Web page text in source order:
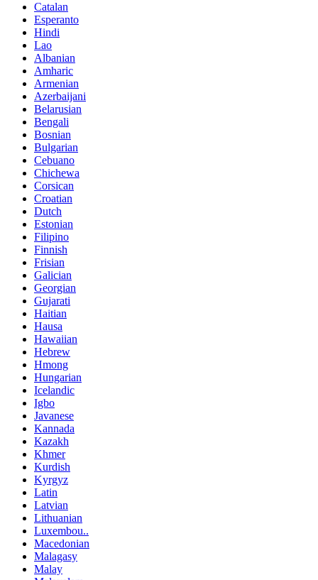
Catalan
Esperanto
Hindi
Lao
Albanian
Amharic
Armenian
Azerbaijani
Belarusian
Bengali
Bosnian
Bulgarian
Cebuano
Chichewa
Corsican
Croatian
Dutch
Estonian
Filipino
Finnish
Frisian
Galician
Georgian
Gujarati
Haitian
Hausa
Hawaiian
Hebrew
Hmong
Hungarian
Icelandic
Igbo
Javanese
Kannada
Kazakh
Khmer
Kurdish
Kyrgyz
Latin
Latvian
Lithuanian
Luxembou..
Macedonian
Malagasy
Malay